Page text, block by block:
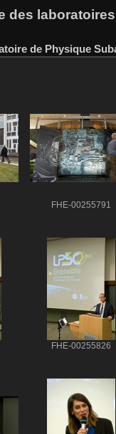
des
de Physique
FHE-00255791
FHE-00255826